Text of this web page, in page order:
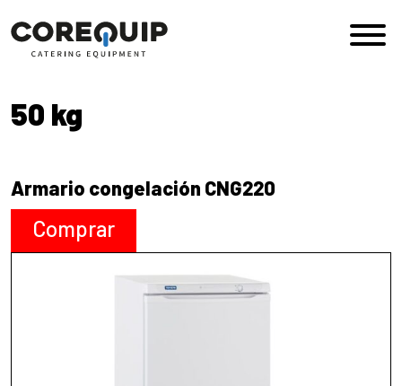
Navegación principal
50 kg
Armario congelación CNG220
Comprar